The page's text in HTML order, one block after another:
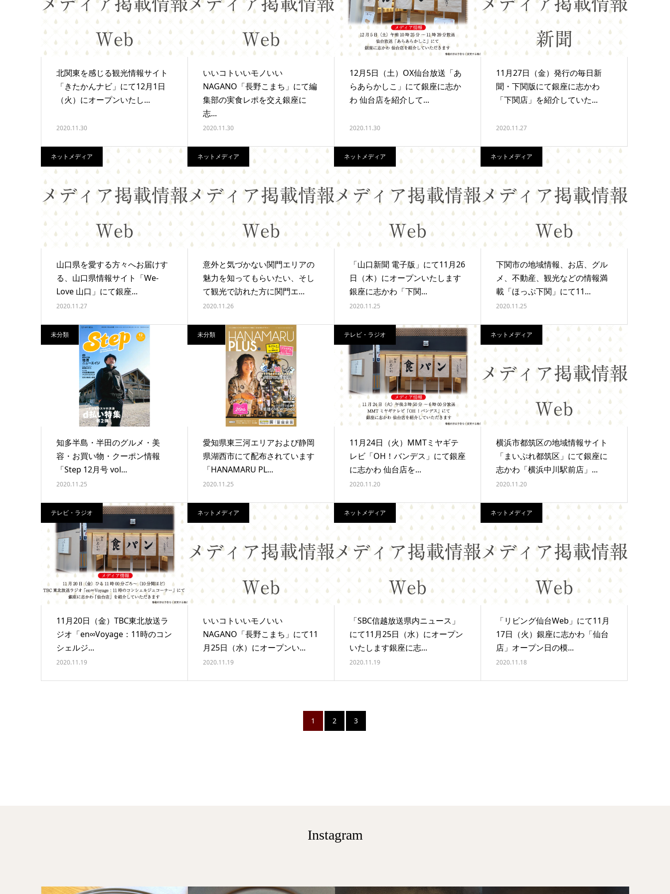
北関東を感じる観光情報サイト
「きたかんナビ」にて12月1日
（火）にオープンいたし...
2020.11.30
いいコトいいモノいい
NAGANO「長野こまち」にて編
集部の実食レポを交え銀座に
志...
2020.11.30
12月5日（土）OX仙台放送「あ
らあらかしこ」にて銀座に志か
わ 仙台店を紹介して...
2020.11.30
11月27日（金）発行の毎日新
聞・下関版にて銀座に志かわ
「下関店」を紹介していた...
2020.11.27
ネットメディア
山口県を愛する方々へお届けす
る、山口県情報サイト「We-
Love 山口」にて銀座...
2020.11.27
ネットメディア
意外と気づかない関門エリアの
魅力を知ってもらいたい、そし
て観光で訪れた方に関門エ...
2020.11.26
ネットメディア
「山口新聞 電子版」にて11月26
日（木）にオープンいたします
銀座に志かわ「下関...
2020.11.25
ネットメディア
下関市の地域情報、お店、グル
メ、不動産、観光などの情報満
載「ほっぷ下関」にて11...
2020.11.25
未分類
知多半島・半田のグルメ・美
容・お買い物・クーポン情報
「Step 12月号 vol...
2020.11.25
未分類
愛知県東三河エリアおよび静岡
県湖西市にて配布されています
「HANAMARU PL...
2020.11.25
テレビ・ラジオ
11月24日（火）MMTミヤギテ
レビ「OH！バンデス」にて銀座
に志かわ 仙台店を...
2020.11.20
ネットメディア
横浜市都筑区の地域情報サイト
「まいぷれ都筑区」にて銀座に
志かわ「横浜中川駅前店」...
2020.11.20
テレビ・ラジオ
11月20日（金）TBC東北放送ラ
ジオ「en∞Voyage：11時のコン
シェルジ...
2020.11.19
ネットメディア
いいコトいいモノいい
NAGANO「長野こまち」にて11
月25日（水）にオープンい...
2020.11.19
ネットメディア
「SBC信越放送県内ニュース」
にて11月25日（水）にオープン
いたします銀座に志...
2020.11.19
ネットメディア
「リビング仙台Web」にて11月
17日（火）銀座に志かわ「仙台
店」オープン日の模...
2020.11.18
1 2 3
Instagram